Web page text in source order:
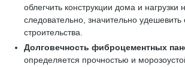
облегчить конструкции дома и
следовательно, значительно удешевить
строительства.
Долговечность фиброцементных
определяется прочностью и